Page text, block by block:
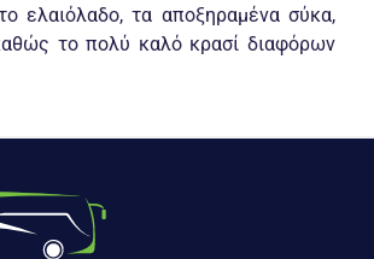
ελαιόλαδο, τα αποξηραμένα σύκα,
το πολύ καλό κρασί διαφόρων